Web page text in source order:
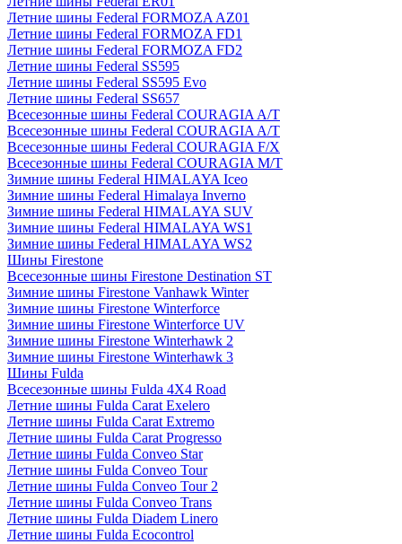
Летние шины Federal FORMOZA AZ01
Летние шины Federal FORMOZA FD1
Летние шины Federal FORMOZA FD2
Летние шины Federal SS595
Летние шины Federal SS595 Evo
Летние шины Federal SS657
Всесезонные шины Federal COURAGIA A/T
Всесезонные шины Federal COURAGIA A/T
Всесезонные шины Federal COURAGIA F/X
Всесезонные шины Federal COURAGIA M/T
Зимние шины Federal HIMALAYA Iceo
Зимние шины Federal Himalaya Inverno
Зимние шины Federal HIMALAYA SUV
Зимние шины Federal HIMALAYA WS1
Зимние шины Federal HIMALAYA WS2
Шины Firestone
Всесезонные шины Firestone Destination ST
Зимние шины Firestone Vanhawk Winter
Зимние шины Firestone Winterforce
Зимние шины Firestone Winterforce UV
Зимние шины Firestone Winterhawk 2
Зимние шины Firestone Winterhawk 3
Шины Fulda
Всесезонные шины Fulda 4X4 Road
Летние шины Fulda Carat Exelero
Летние шины Fulda Carat Extremo
Летние шины Fulda Carat Progresso
Летние шины Fulda Conveo Star
Летние шины Fulda Conveo Tour
Летние шины Fulda Conveo Tour 2
Летние шины Fulda Conveo Trans
Летние шины Fulda Diadem Linero
Летние шины Fulda Ecocontrol